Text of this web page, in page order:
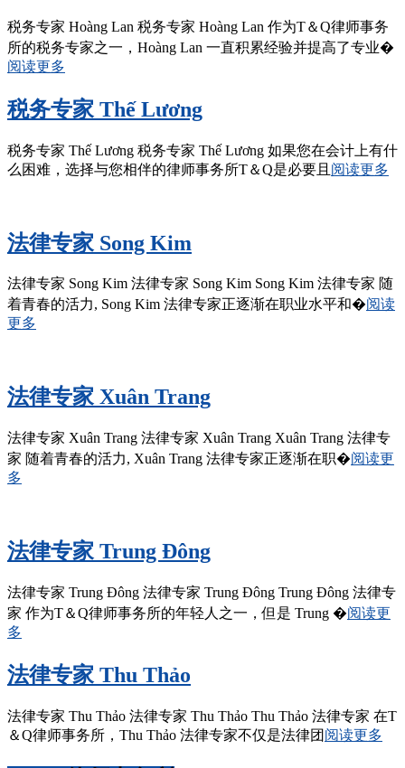
税务专家 Hoàng Lan 税务专家 Hoàng Lan 作为T＆Q律师事务
所的税务专家之一，Hoàng Lan 一直积累经验并提高了专业�
阅读更多
税务专家 Thế Lương
税务专家 Thế Lương 税务专家 Thế Lương 如果您在会计上有什
么困难，选择与您相伴的律师事务所T＆Q是必要且 阅读更多
法律专家 Song Kim
法律专家 Song Kim 法律专家 Song Kim Song Kim 法律专家 随
着青春的活力, Song Kim 法律专家正逐渐在职业水平和�阅读
更多
法律专家 Xuân Trang
法律专家 Xuân Trang 法律专家 Xuân Trang Xuân Trang 法律专
家 随着青春的活力, Xuân Trang 法律专家正逐渐在职�阅读更
多
法律专家 Trung Đông
法律专家 Trung Đông 法律专家 Trung Đông Trung Đông 法律专
家 作为T＆Q律师事务所的年轻人之一，但是 Trung �阅读更
多
法律专家 Thu Thảo
法律专家 Thu Thảo 法律专家 Thu Thảo Thu Thảo 法律专家 在T
＆Q律师事务所，Thu Thảo 法律专家不仅是法律团 阅读更多